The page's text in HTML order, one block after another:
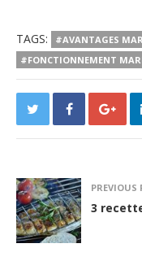
TAGS:
#AVANTAGES
#FONCTIONNEMENT
PREVIOUS
3